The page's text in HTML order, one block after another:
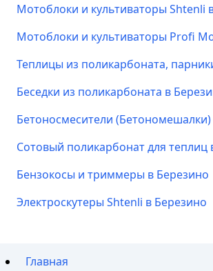
Мотоблоки и культиваторы Shtenli
Мотоблоки и культиваторы Profi
Теплицы из поликарбоната,
Беседки из поликарбоната в
Бетоносмесители
Сотовый поликарбонат для теплиц
Бензокосы и триммеры в Березино
Электроскутеры Shtenli в Березино
Главная